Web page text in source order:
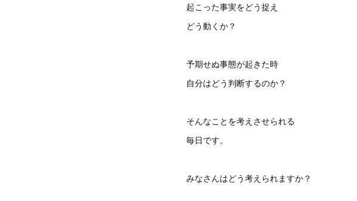
起こった事実をどう捉え
どう動くか？
予期せぬ事態が起きた時
自分はどう判断するのか？
そんなことを考えさせられる
毎日です。
みなさんはどう考えられますか？